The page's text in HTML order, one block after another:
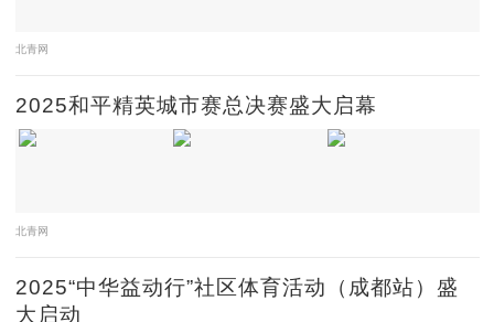
北青网
2025和平精英城市赛总决赛盛大启幕
北青网
2025“中华益动行”社区体育活动（成都站）盛
大启动